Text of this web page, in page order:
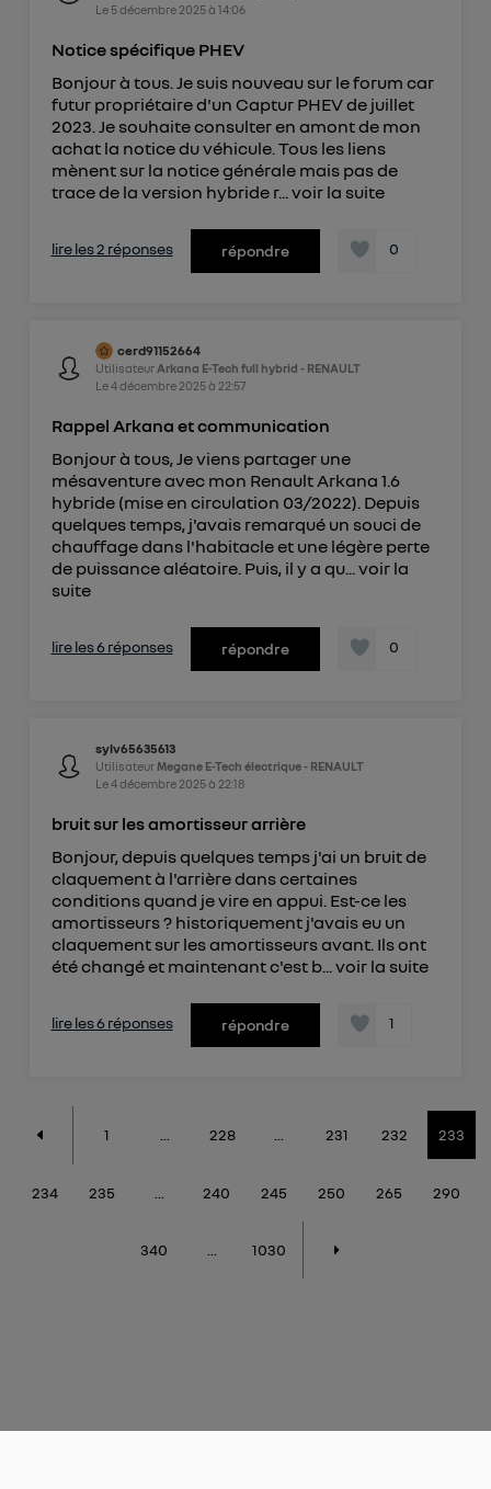
Le 5 décembre 2025à 14:06
Notice spécifique PHEV
Bonjour à tous. Je suis nouveau sur le forum car
futur propriétaire d'un Captur PHEV de juillet
2023. Je souhaite consulter en amont de mon
achat la notice du véhicule. Tous les liens
mènent sur la notice générale mais pas de
trace de la version hybride r... voir la suite
lire les 2 réponses répondre 0
cerd91152664
Utilisateur Arkana E-Tech full hybrid - RENAULT
Le4 décembre 2025à 22:57
Rappel Arkana et communication
Bonjour à tous, Je viens partager une
mésaventure avec mon Renault Arkana 1.6
hybride (mise en circulation 03/2022). Depuis
quelques temps, j'avais remarqué un souci de
chauffage dans l'habitacle et une légère perte
de puissance aléatoire. Puis, il y a qu... voir la
suite
lire les 6 réponses répondre 0
sylv65635613
Utilisateur Megane E-Tech électrique - RENAULT
Le4 décembre 2025à 22:18
bruit sur les amortisseur arrière
Bonjour, depuis quelques temps j'ai un bruit de
claquement à l'arrière dans certaines
conditions quand je vire en appui. Est-ce les
amortisseurs ? historiquement j'avais eu un
claquement sur les amortisseurs avant. Ils ont
été changé et maintenant c'est b...voir la suite
lire les 6 réponses répondre 1
1 228 231 232 233
234 235 240 245 250 265 290
340 1030